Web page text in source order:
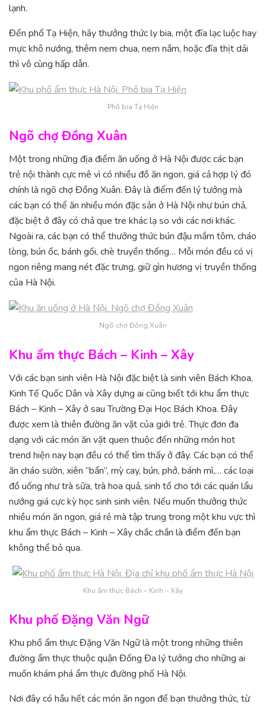
lạnh.
Đến phố Tạ Hiện, hãy thưởng thức ly bia, một đĩa lạc luộc hay
mực khô nướng, thêm nem chua, nem nắm, hoặc đĩa thịt dải
thì vô cùng hấp dẫn.
Phố bia Tạ Hiện
Ngõ chợ Đồng Xuân
Một trong những địa điểm ăn uống ở Hà Nội được các bạn
trẻ nội thành cực mê vì có nhiều đồ ăn ngon, giá cả hợp lý đó
chính là ngõ chợ Đồng Xuân. Đây là điểm đến lý tưởng mà
các bạn có thể ăn nhiều món đặc sản ở Hà Nội như bún chả,
đặc biệt ở đây có chả que tre khác lạ so với các nơi khác.
Ngoài ra, các bạn có thể thưởng thức bún đậu mắm tôm, cháo
lòng, bún ốc, bánh gối, chè truyền thống… Mỗi món đều có vị
ngon riêng mang nét đặc trưng, giữ gìn hương vị truyền thống
của Hà Nội.
Ngõ chợ Đồng Xuân
Khu ẩm thực Bách – Kinh – Xây
Với các bạn sinh viên Hà Nội đặc biệt là sinh viên Bách Khoa,
Kinh Tế Quốc Dân và Xây dựng ai cũng biết tới khu ẩm thực
Bách – Kinh – Xây ở sau Trường Đại Học Bách Khoa. Đây
được xem là thiên đường ăn vặt của giới trẻ. Thực đơn đa
dạng với các món ăn vặt quen thuộc đến những món hot
trend hiện nay bạn đều có thể tìm thấy ở đây. Các bạn có thể
ăn cháo sườn, xiên “bẩn”, mỳ cay, bún, phở, bánh mì,… các loại
đồ uống như trà sữa, trà hoa quả, sinh tố cho tới các quán lẩu
nướng giá cực kỳ học sinh sinh viên. Nếu muốn thưởng thức
nhiều món ăn ngon, giá rẻ mà tập trung trong một khu vực thì
khu ẩm thực Bách – Kinh – Xây chắc chắn là điểm đến bạn
không thể bỏ qua.
Khu ẩm thực Bách – Kinh – Xây
Khu phố Đặng Văn Ngữ
Khu phố ẩm thực Đặng Văn Ngữ là một trong những thiên
đường ẩm thực thuộc quận Đống Đa lý tưởng cho những ai
muốn khám phá ẩm thực đường phố Hà Nội.
Nơi đây có hầu hết các món ăn ngon để bạn thưởng thức, từ